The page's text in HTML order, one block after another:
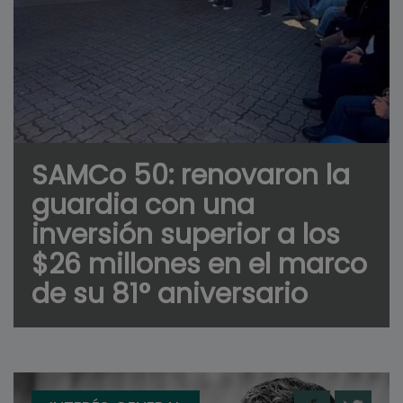
SAMCo 50: renovaron la
guardia con una
inversión superior a los
$26 millones en el marco
de su 81° aniversario